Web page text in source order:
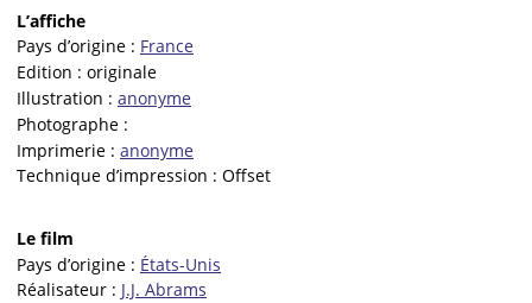
L’affiche
Pays d’origine : France
Edition : originale
Illustration : anonyme
Photographe :
Imprimerie : anonyme
Technique d’impression : Offset
Le film
Pays d’origine : États-Unis
Réalisateur : J.J. Abrams